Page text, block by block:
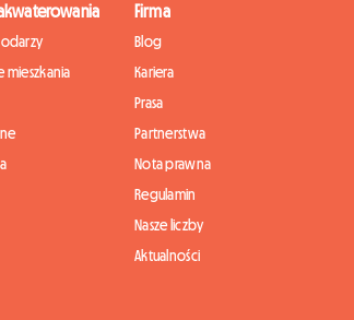
mieszkania
Firma
Blog
Kariera
Prasa
Partnerstwa
Nota prawna
Regulamin
Nasze liczby
Aktualności